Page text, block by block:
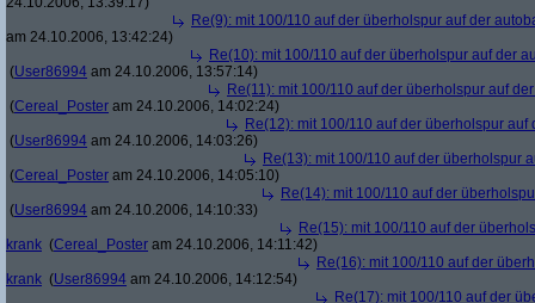
Re(9): mit 100/110 auf der überholspur auf der
am 24.10.2006, 13:42:24)
Re(10): mit 100/110 auf der überholspur auf der
(User86994 am 24.10.2006, 13:57:14)
Re(11): mit 100/110 auf der überholspur auf
(Cereal_Poster am 24.10.2006, 14:02:24)
Re(12): mit 100/110 auf der überholspur
(User86994 am 24.10.2006, 14:03:26)
Re(13): mit 100/110 auf der überholspur
(Cereal_Poster am 24.10.2006, 14:05:10)
Re(14): mit 100/110 auf der
(User86994 am 24.10.2006, 14:10:33)
Re(15): mit 100/110 auf der
krank (Cereal_Poster am 24.10.2006, 14:11:42)
Re(16): mit 100/110 auf der
krank (User86994 am 24.10.2006, 14:12:54)
Re(17): mit 100/110 auf der